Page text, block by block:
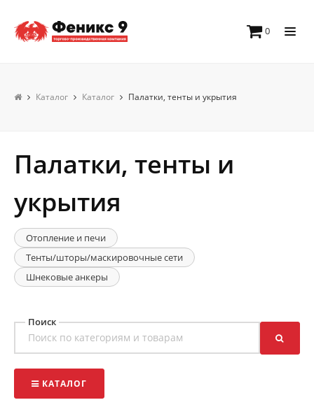
0
Каталог Каталог Палатки, тенты и укрытия
Палатки, тенты и
укрытия
Отопление и печи
Тенты/шторы/маскировочные сети
Шнековые анкеры
Поиск
КАТАЛОГ